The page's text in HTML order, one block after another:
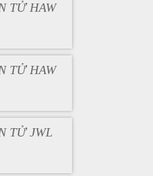
TỬ HAW
TỬ HAW
TỬ JWL